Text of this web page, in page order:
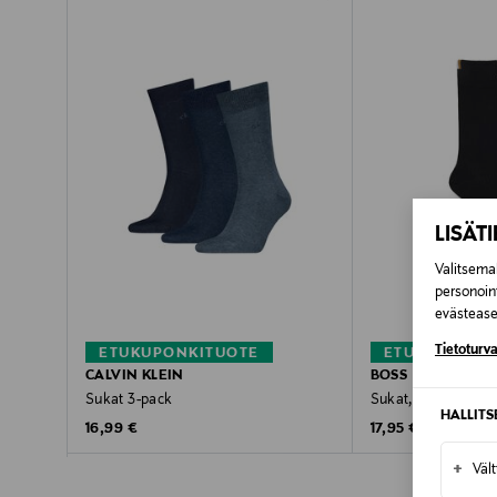
+
ETUKUPONKITUOTE
CALVIN KLEIN
Sukat 3-pack
Original Price
16,99 €
BOSS
Sukat, 2-pack
Original Price
17,95 €